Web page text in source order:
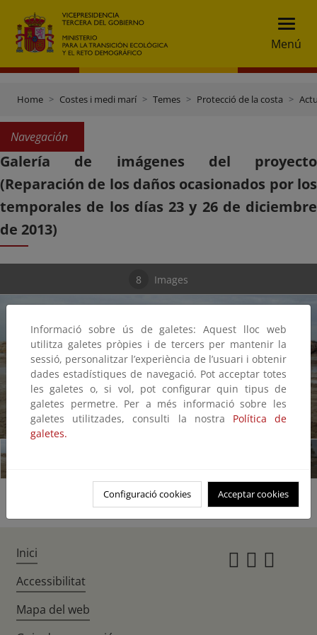
Menú
Home Costes i medi marí Temes Protecció de la costa
Navegación
Galería de imágenes del proyecto
(Reparación de los daños ocasionados por los
temporales de los días 23 y 26 de diciembre
de 2013)
8 Images
1/8
Informació sobre ús de galetes: Aquest lloc web
utilitza galetes pròpies i de tercers per mantenir la
sessió, personalitzar l’experiència de l’usuari i obtenir
dades estadístiques de navegació. Pot acceptar totes
les galetes o, si vol, pot configurar quin tipus de
galetes permetre. Per a més informació sobre les
galetes utilitzades, consulti la nostra Política de
galetes.
Configuració cookies Acceptar cookies
Inici
Accessibilitat
Mapa del web